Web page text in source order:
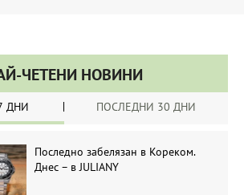
ЧЕТЕНИ НОВИНИ
ДНИ ПОСЛЕДНИ 30 ДНИ
Последно забелязан в Кореком.
Днес – в JULIANY